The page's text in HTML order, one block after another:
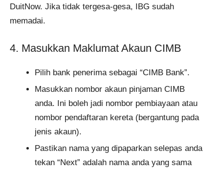
DuitNow. Jika tidak tergesa-gesa, IBG sudah
memadai.
4. Masukkan Maklumat Akaun CIMB
Pilih bank penerima sebagai “CIMB Bank”.
Masukkan nombor akaun pinjaman CIMB
anda. Ini boleh jadi nombor pembiayaan atau
nombor pendaftaran kereta (bergantung pada
jenis akaun).
Pastikan nama yang dipaparkan selepas anda
tekan “Next” adalah nama anda yang sama